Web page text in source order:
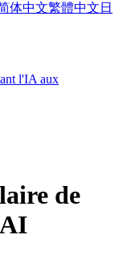
体中文繁體中文 日
l'IA aux
de